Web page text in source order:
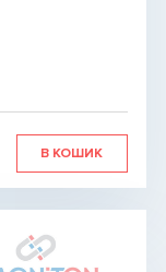
В КОШИК